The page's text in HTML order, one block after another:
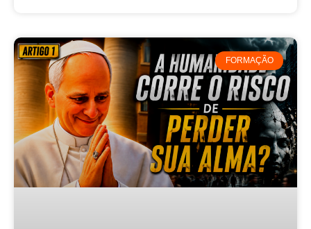
FORMAÇÃO